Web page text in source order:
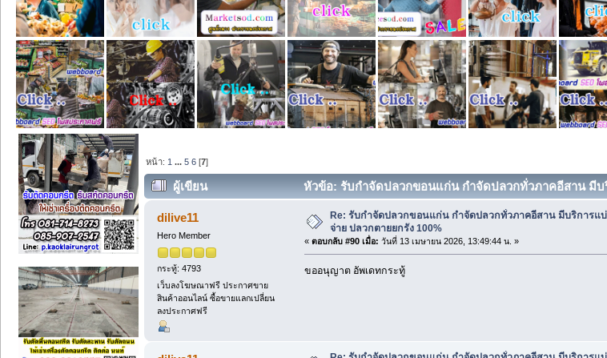
หน้า: 1 ...5 6 [7]
ผู้เขียน หัวข้อ: รับกำจัดปลวกขอนแก่น กำจัดปลวกทั่วภาคอีสาน มีบ
dilive11
Hero Member
กระทู้: 4793
เว็บลงโฆษณาฟรี ประกาศขาย
สินค้าออนไลน์ ซื้อขายแลกเปลี่ยน
ลงประกาศฟรี
Re: รับกำจัดปลวกขอนแก่น กำจัดปลวกทั่วภาคอีสาน มีบริการแ
จ่าย ปลวกตายยกรัง 100%
« ตอบกลับ #90 เมื่อ: วันที่ 13 เมษายน 2026, 13:49:44 น. »
ขออนุญาต อัพเดทกระทู้